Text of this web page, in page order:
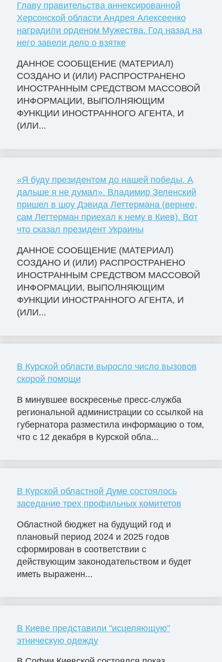
Главу правительства аннексированной
Херсонской области Андрея Алексеенко
наградили орденом Мужества. Год назад на
него завели дело о взятке
ДАННОЕ СООБЩЕНИЕ (МАТЕРИАЛ)
СОЗДАНО И (ИЛИ) РАСПРОСТРАНЕНО
ИНОСТРАННЫМ СРЕДСТВОМ МАССОВОЙ
ИНФОРМАЦИИ, ВЫПОЛНЯЮЩИМ
ФУНКЦИИ ИНОСТРАННОГО АГЕНТА, И
(ИЛИ...
«Я буду президентом до нашей победы. А
дальше я не думал». Владимир Зеленский
пришел в шоу Дэвида Леттермана (вернее,
сам Леттерман приехал к нему в Киев). Вот
что сказал президент Украины
ДАННОЕ СООБЩЕНИЕ (МАТЕРИАЛ)
СОЗДАНО И (ИЛИ) РАСПРОСТРАНЕНО
ИНОСТРАННЫМ СРЕДСТВОМ МАССОВОЙ
ИНФОРМАЦИИ, ВЫПОЛНЯЮЩИМ
ФУНКЦИИ ИНОСТРАННОГО АГЕНТА, И
(ИЛИ...
В Курской области выросло число вызовов
скорой помощи
В минувшее воскресенье пресс-служба
региональной администрации со ссылкой на
губернатора разместила информацию о том,
что с 12 декабря в Курской обла...
В Курской областной Думе состоялось
заседание трех профильных комитетов
Областной бюджет на будущий год и
плановый период 2024 и 2025 годов
сформирован в соответствии с
действующим законодательством и будет
иметь выраженн...
В Киеве представили "исцеляющую"
этническую одежду